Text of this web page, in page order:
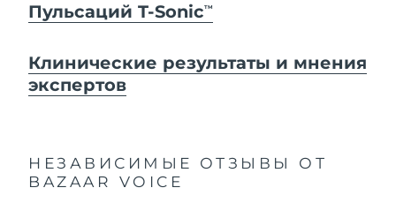
Пульсаций T-SonicTM
Клинические результаты и мнения
экспертов
НЕЗАВИСИМЫЕ ОТЗЫВЫ
ОТ
BAZAAR VOICE